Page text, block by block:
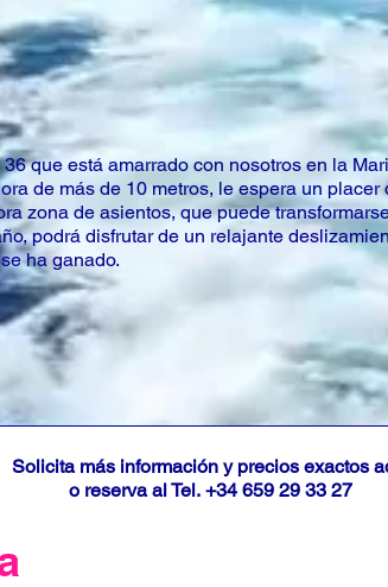
que está amarrado con nosotros en la
de más de 10 metros, le espera un
zona de asientos, que puede
podrá disfrutar de un relajante
ha ganado.
Solicita más información y precios exactos
o reserva al Tel. +34 659 29 33 27